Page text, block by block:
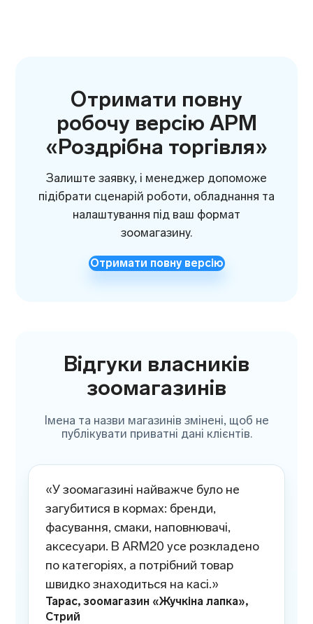
Отримати повну
робочу версію АРМ
«Роздрібна торгівля»
Залиште заявку, і менеджер допоможе
підібрати сценарій роботи, обладнання та
налаштування під ваш формат
зоомагазину.
Отримати повну версію
Відгуки власників
зоомагазинів
Імена та назви магазинів змінені, щоб не
публікувати приватні дані клієнтів.
«У зоомагазині найважче було не
загубитися в кормах: бренди,
фасування, смаки, наповнювачі,
аксесуари. В ARM20 усе розкладено
по категоріях, а потрібний товар
швидко знаходиться на касі.»
Тарас, зоомагазин «Жучкіна лапка»,
Стрий